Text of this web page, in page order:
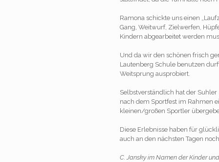
Ramona schickte uns einen
Gang, Weitwurf, Zielwerfen,
Kindern abgearbeitet werden
Und da wir den schönen frisch
Lautenberg Schule benutzen
Weitsprung ausprobiert.
Selbstverständlich hat der
nach dem Sportfest im Rahmen
kleinen/großen Sportler
Diese Erlebnisse haben für
auch an den nächsten Tagen
C. Jansky im Namen der Kinder